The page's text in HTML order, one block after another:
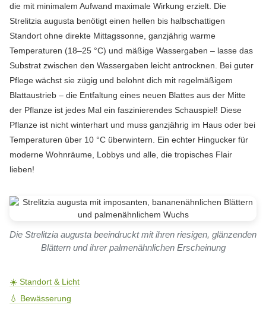
die mit minimalem Aufwand maximale Wirkung erzielt. Die
Strelitzia augusta benötigt einen hellen bis halbschattigen
Standort ohne direkte Mittagssonne, ganzjährig warme
Temperaturen (18–25 °C) und mäßige Wassergaben – lasse das
Substrat zwischen den Wassergaben leicht antrocknen. Bei guter
Pflege wächst sie zügig und belohnt dich mit regelmäßigem
Blattaustrieb – die Entfaltung eines neuen Blattes aus der Mitte
der Pflanze ist jedes Mal ein faszinierendes Schauspiel! Diese
Pflanze ist nicht winterhart und muss ganzjährig im Haus oder bei
Temperaturen über 10 °C überwintern. Ein echter Hingucker für
moderne Wohnräume, Lobbys und alle, die tropisches Flair
lieben!
Die Strelitzia augusta beeindruckt mit ihren riesigen, glänzenden
Blättern und ihrer palmenähnlichen Erscheinung
☀️ Standort & Licht
💧 Bewässerung